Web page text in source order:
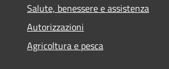
Salute, benessere e assistenza
Autorizzazioni
Agricoltura e pesca